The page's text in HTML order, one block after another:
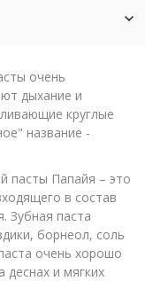
очень
дыхание и
круглые
название -
пасты Папайя – это
в состав
Зубная паста
борнеол, соль
очень хорошо
деснах и мягких